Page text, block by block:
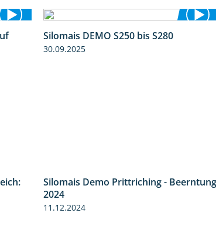
7:04 Silomais DEMO S250 bis S280
30.09.2025
Silomais Demo Prittriching - Beerntung
2024